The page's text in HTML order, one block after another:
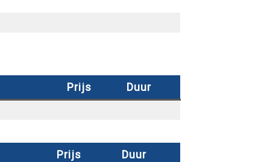
Prijs Duur
Prijs Duur